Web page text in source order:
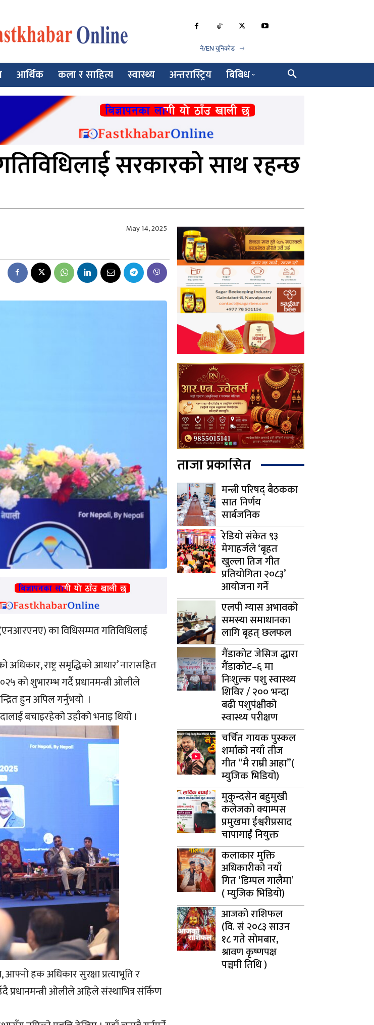
ने/EN युनिकोड
आर्थिक कला र साहित्य स्वास्थ्य अन्तरास्ट्रिय बिबिध
सरकारको साथ रहन्छ
May 14, 2025
का विधिसम्मत गतिविधिलाई
राष्ट्र समृद्धिको आधार’ नारासहित
को शुभारम्भ गर्दै प्रधानमन्त्री ओलीले
हुन अपिल गर्नुभयो ।
बचाइरहेको उहाँको भनाइ थियो ।
हक अधिकार सुरक्षा प्रत्याभूति र
ओलीले अहिले संस्थाभित्र संर्किण
ताजा प्रकासित
मन्त्री परिषद् बैठकका
सात निर्णय
सार्बजनिक
रेडियो संकेत ९३
मेगाहर्जले ‘बृहत
खुल्ला तिज गीत
प्रतियोगिता २०८३’
आयोजना गर्ने
एलपी ग्यास अभावको
समस्या समाधानका
लागि बृहत् छलफल
गैंडाकोट जेसिज द्धारा
गैंडाकोट–६ मा
निःशुल्क पशु स्वास्थ्य
शिविर / २०० भन्दा
बढी पशुपंक्षीको
स्वास्थ्य परीक्षण
चर्चित गायक पुस्कल
शर्माको नयाँ तीज
गीत “मै राम्री आहा”(
म्युजिक भिडियो)
मुकुन्दसेन बहुमुखी
कलेजको क्याम्पस
प्रमुखमा ईश्वरीप्रसाद
चापागाईं नियुक्त
कलाकार मुक्ति
अधिकारीको नयाँ
गित ‘डिम्पल गालैमा’
( म्युजिक भिडियो)
आजको राशिफल
(वि. सं २०८३ साउन
१८ गते सोमबार,
श्रावण कृष्णपक्ष
पञ्चमी तिथि )